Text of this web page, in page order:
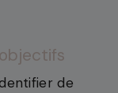
de